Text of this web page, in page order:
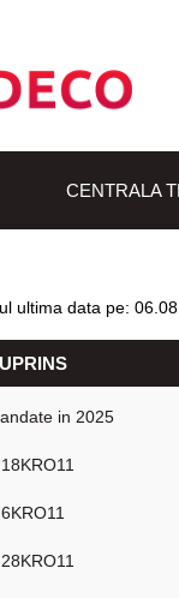
CENTRALA
ultima data pe:
in 2025